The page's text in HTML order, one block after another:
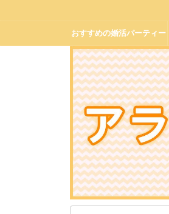
おすすめの婚活パーティー